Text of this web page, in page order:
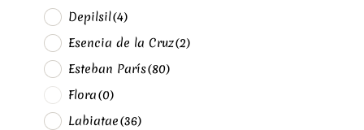
Depilsil(4)
Esencia de la Cruz(2)
Esteban París(80)
Flora(0)
Labiatae(36)